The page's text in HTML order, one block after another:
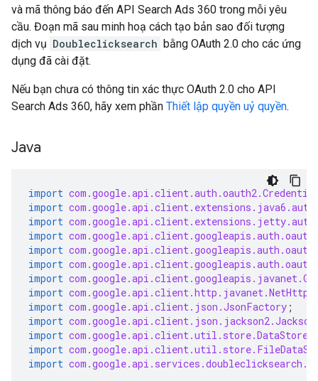
và mã thông báo đến API Search Ads 360 trong mỗi yêu
cầu. Đoạn mã sau minh hoạ cách tạo bản sao đối tượng
dịch vụ Doubleclicksearch bằng OAuth 2.0 cho các ứng
dụng đã cài đặt.
Nếu bạn chưa có thông tin xác thực OAuth 2.0 cho API
Search Ads 360, hãy xem phần Thiết lập quyền uỷ quyền.
Java
import
import
import
import
import
import
import
import
import com.google.api.client.json.JsonFactory ;
import
import
import
import